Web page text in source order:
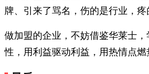
牌、引来了骂名，伤的是行业，疼
做加盟的企业，不妨借鉴华莱士，
性，用利益驱动利益，用热情点燃